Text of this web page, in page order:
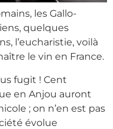
les Gallo-
quelques
l’eucharistie, voilà
le vin en France.
fugit ! Cent
en Anjou auront
; on n’en est pas
évolue